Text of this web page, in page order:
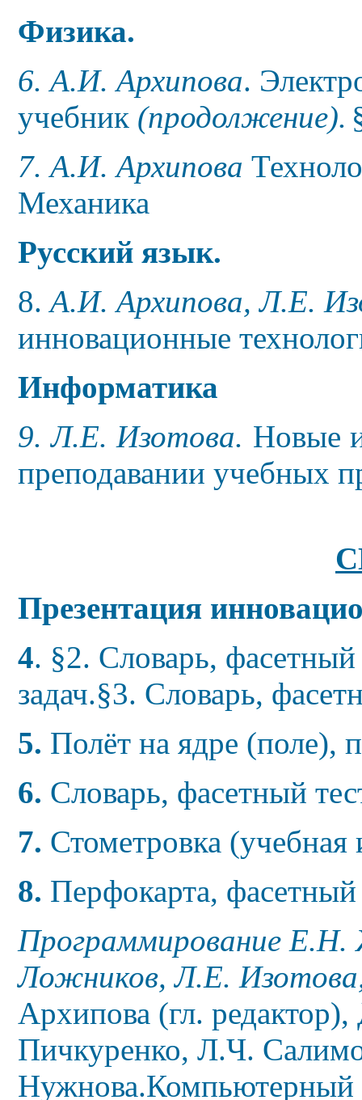
Физика.
6. А.И. Архипова.
учебник (продолжение).
7. А.И. Архипова
Механика
Русский язык.
8.А.И. Архипова, Л.Е.
инновационные
Информатика
9. Л.Е. Изотова. Новые
преподавании учебных
Презентация
4. §2. Словарь, фасетный
задач.§3. Словарь,
5. Полёт на ядре (поле),
6. Словарь, фасетный
7. Стометровка (учебная
8. Перфокарта,
Программирование Е.Н.
Ложников, Л.Е.
Архипова (гл.
Пичкуренко, Л.Ч.
Нужнова.